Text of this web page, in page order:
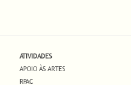
ATIVIDADES
APOIO ÀS ARTES
RPAC